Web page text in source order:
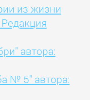
из жизни
автора:
№ 5" автора: